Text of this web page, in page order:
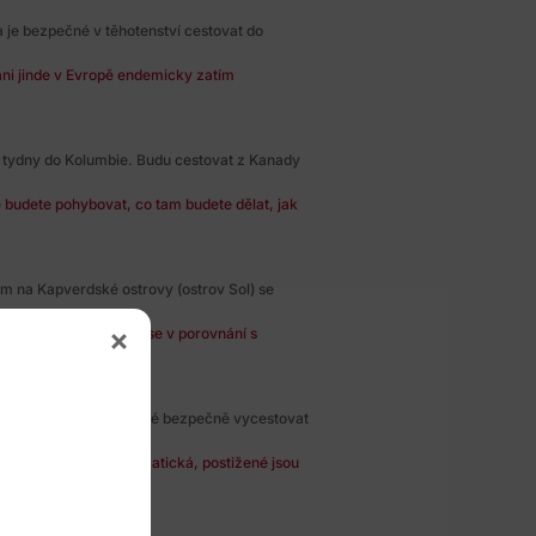
je bezpečné v těhotenství cestovat do
jinde v Evropě endemicky zatím
do Kolumbie. Budu cestovat z Kanady
pohybovat, co tam budete dělat, jak
na Kapverdské ostrovy (ostrov Sol) se
na Kapverdách se v porovnání s
měsících je možné bezpečně vycestovat
není až tak dramatická, postižené jsou